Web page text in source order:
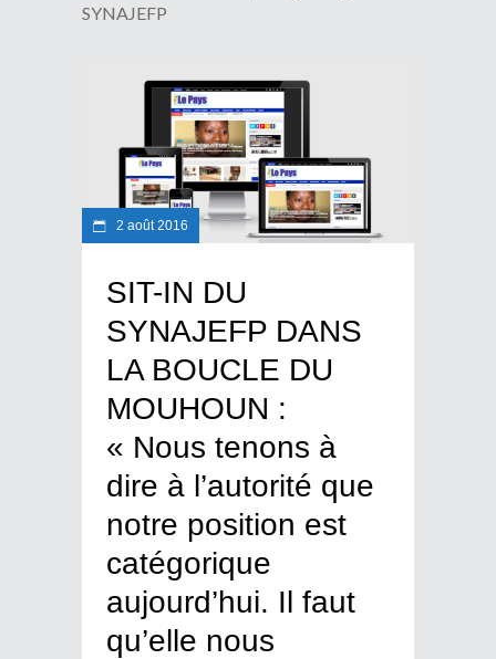
SYNAJEFP
2 août 2016
SIT-IN DU
SYNAJEFP DANS
LA BOUCLE DU
MOUHOUN :
« Nous tenons à
dire à l’autorité que
notre position est
catégorique
aujourd’hui. Il faut
qu’elle nous